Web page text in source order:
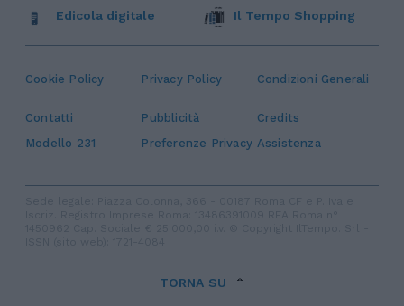
Cookie Policy Privacy Policy Condizioni Generali
Contatti Pubblicità
Credits
Modello 231
Preferenze Privacy Assistenza
Edicola digitale Il Tempo Shopping
TORNA SU